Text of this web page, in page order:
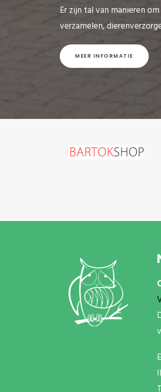
Er zijn tal van manieren
verzamelen,
MEER INFORMATIE
T